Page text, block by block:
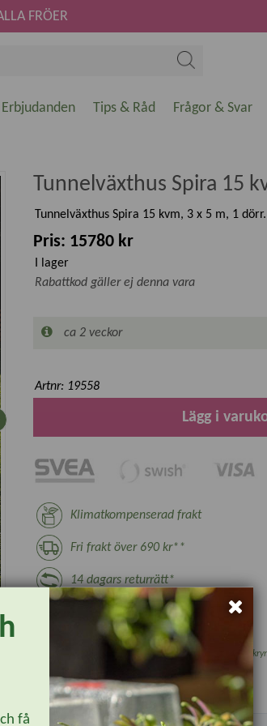
FRÖER
Erbjudanden Tips & Råd Frågor & Svar
Tunnelväxthus Spira 15
Tunnelväxthus Spira 15 kvm, 3 x 5 m, 1
Pris: 15780 kr
I lager
Rabattkod gäller ej denna vara
ca 2 veckor
Artnr: 19558
Lägg i
Klimatkompenserad frakt
Fri frakt över 690 kr**
14 dagars returrätt*
30 dagars öppet köp*
* Ej växter, nyttodjur och beställningsvara, se villkor.
** Gäller ej växthus, plantskoleväxter och vissa övriga
få